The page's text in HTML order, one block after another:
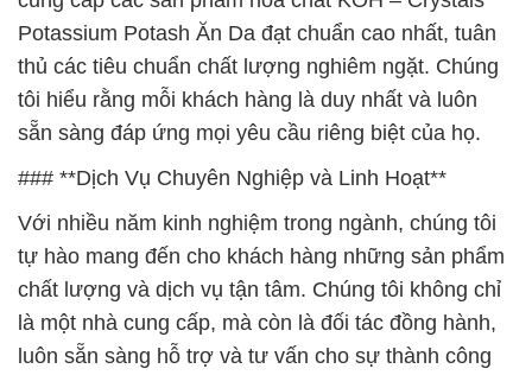
Potassium Potash Ăn Da đạt chuẩn cao nhất, tuân
thủ các tiêu chuẩn chất lượng nghiêm ngặt. Chúng
tôi hiểu rằng mỗi khách hàng là duy nhất và luôn
sẵn sàng đáp ứng mọi yêu cầu riêng biệt của họ.
### **Dịch Vụ Chuyên Nghiệp và Linh Hoạt**
Với nhiều năm kinh nghiệm trong ngành, chúng tôi
tự hào mang đến cho khách hàng những sản phẩm
chất lượng và dịch vụ tận tâm. Chúng tôi không chỉ
là một nhà cung cấp, mà còn là đối tác đồng hành,
luôn sẵn sàng hỗ trợ và tư vấn cho sự thành công